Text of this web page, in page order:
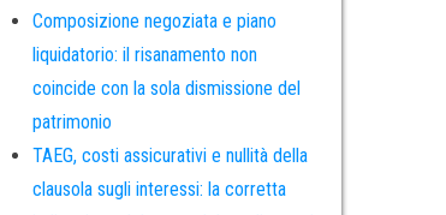
Composizione negoziata e piano
liquidatorio: il risanamento non
coincide con la sola dismissione del
patrimonio
TAEG, costi assicurativi e nullità della
clausola sugli interessi: la corretta